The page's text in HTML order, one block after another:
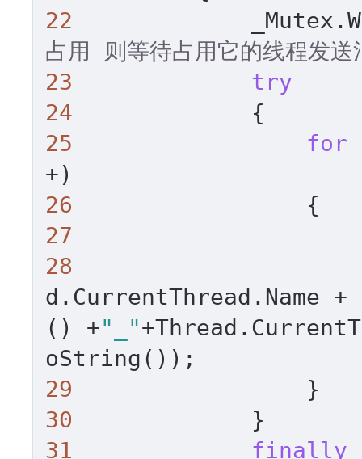
22
占用 则等待占用它的线程发送
23
try
24
25
for
26
27
28
d.CurrentThread.Name +
() +"_"
29
30
31
finally